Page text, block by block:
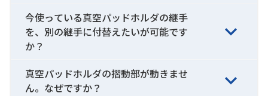
今使っている真空パッドホルダの継手
を、別の継手に付替えたいが可能です
か？
真空パッドホルダの摺動部が動きませ
ん。なぜですか？